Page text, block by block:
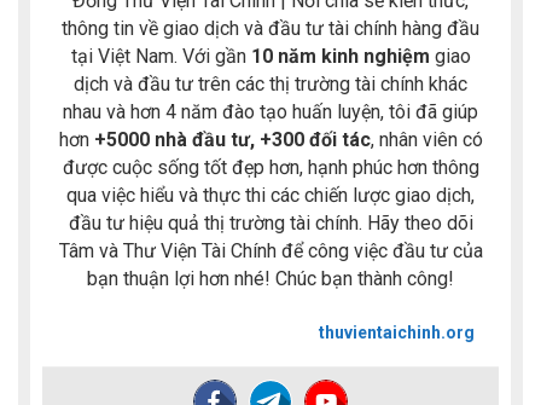
thông tin về giao dịch và đầu tư tài chính hàng đầu
tại Việt Nam. Với gần 10 năm kinh nghiệm giao
dịch và đầu tư trên các thị trường tài chính khác
nhau và hơn 4 năm đào tạo huấn luyện, tôi đã giúp
hơn +5000 nhà đầu tư, +300 đối tác, nhân viên có
được cuộc sống tốt đẹp hơn, hạnh phúc hơn thông
qua việc hiểu và thực thi các chiến lược giao dịch,
đầu tư hiệu quả thị trường tài chính. Hãy theo dõi
Tâm và Thư Viện Tài Chính để công việc đầu tư của
bạn thuận lợi hơn nhé! Chúc bạn thành công!
thuvientaichinh.org